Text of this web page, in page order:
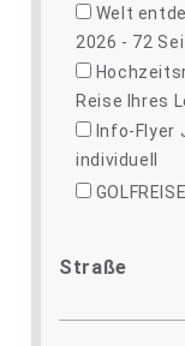
Welt
2026 - 72
Reise Ihres
Info-Flyer
individuell
Straße